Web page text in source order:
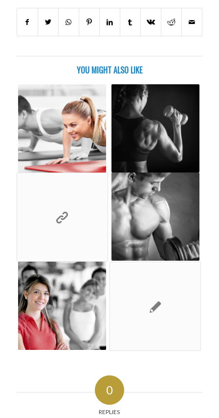
YOU MIGHT ALSO LIKE
0
REPLIES